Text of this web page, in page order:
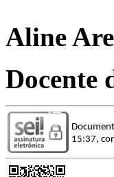
Aline
Docente
15:37,